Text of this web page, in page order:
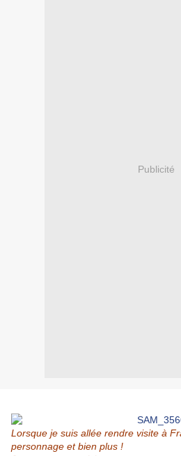
Publicité
Lorsque je suis allée rendre visite à
personnage et bien plus !